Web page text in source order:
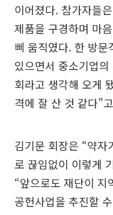
이어졌다. 참가자들
제품을 구경하며 마
삐 움직였다. 한 방문
있으면서 중소기업
회라고 생각해 오게
격에 잘 산 것 같다”
김기문 회장은 “약자
로 끊임없이 이렇게
“앞으로도 재단이 지
공헌사업을 추진할